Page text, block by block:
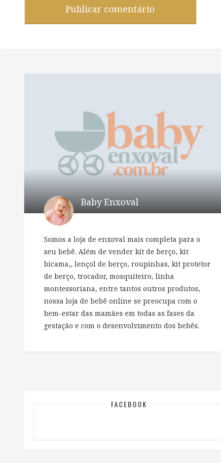
Baby Enxoval
Somos a loja de enxoval mais completa para o
seu bebê. Além de vender kit de berço, kit
bicama,, lençol de berço, roupinhas, kit protetor
de berço, trocador, mosquiteiro, linha
montessoriana, entre tantos outros produtos,
nossa loja de bebê online se preocupa com o
bem-estar das mamães em todas as fases da
gestação e com o desenvolvimento dos bebês.
FACEBOOK